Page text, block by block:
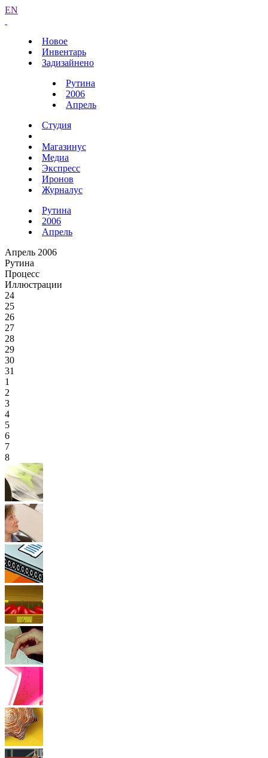
EN
Новое
Инвентарь
Задизайнено
Рутина
2006
Апрель
Студия
Магазинус
Медиа
Экспресс
Иронов
Журналус
Рутина
2006
Апрель
Апрель 2006
Рутина
Процесс
Иллюстрации
24
25
26
27
28
29
30
31
1
2
3
4
5
6
7
8